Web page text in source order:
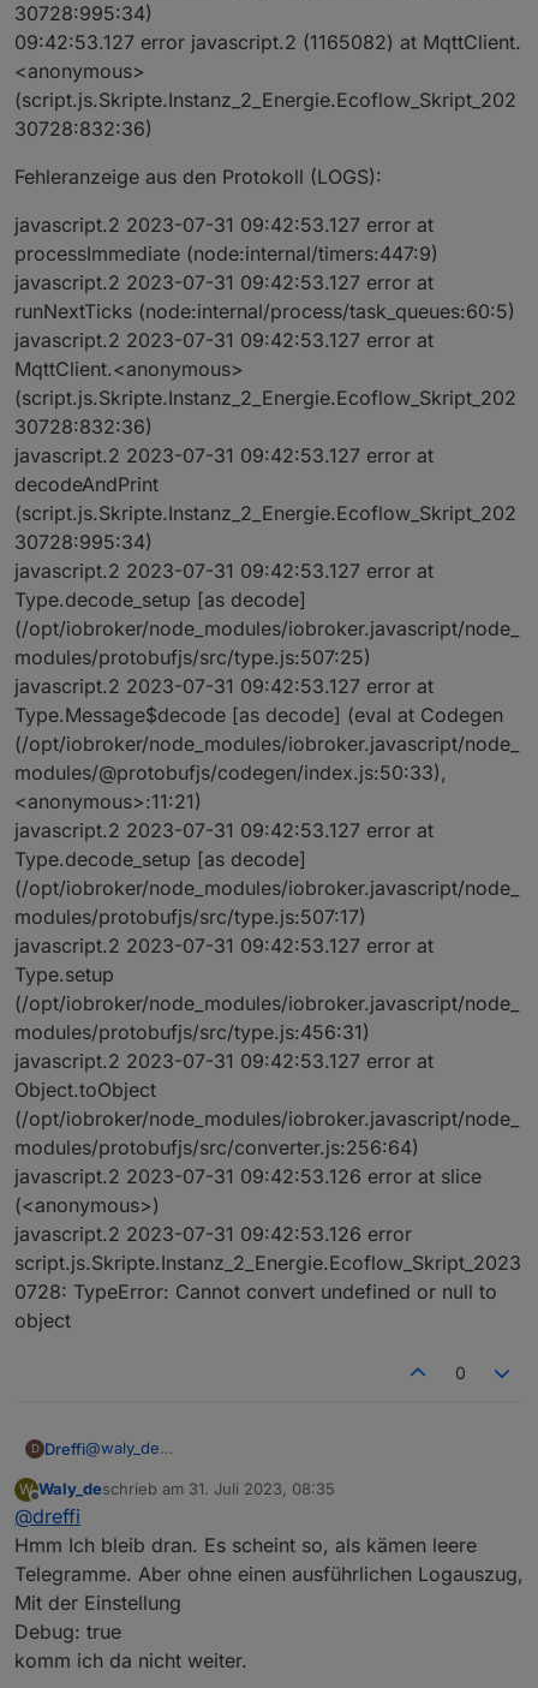
30728:995:34)
09:42:53.127 error javascript.2 (1165082) at MqttClient.
<anonymous>
(script.js.Skripte.Instanz_2_Energie.Ecoflow_Skript_202
30728:832:36)
Fehleranzeige aus den Protokoll (LOGS):
javascript.2 2023-07-31 09:42:53.127 error at
processImmediate (node:internal/timers:447:9)
javascript.2 2023-07-31 09:42:53.127 error at
runNextTicks (node:internal/process/task_queues:60:5)
javascript.2 2023-07-31 09:42:53.127 error at
MqttClient.<anonymous>
(script.js.Skripte.Instanz_2_Energie.Ecoflow_Skript_202
30728:832:36)
javascript.2 2023-07-31 09:42:53.127 error at
decodeAndPrint
(script.js.Skripte.Instanz_2_Energie.Ecoflow_Skript_202
30728:995:34)
javascript.2 2023-07-31 09:42:53.127 error at
Type.decode_setup [as decode]
(/opt/iobroker/node_modules/iobroker.javascript/node_
modules/protobufjs/src/type.js:507:25)
javascript.2 2023-07-31 09:42:53.127 error at
Type.Message$decode [as decode] (eval at Codegen
(/opt/iobroker/node_modules/iobroker.javascript/node_
modules/@protobufjs/codegen/index.js:50:33),
<anonymous>:11:21)
javascript.2 2023-07-31 09:42:53.127 error at
Type.decode_setup [as decode]
(/opt/iobroker/node_modules/iobroker.javascript/node_
modules/protobufjs/src/type.js:507:17)
javascript.2 2023-07-31 09:42:53.127 error at
Type.setup
(/opt/iobroker/node_modules/iobroker.javascript/node_
modules/protobufjs/src/type.js:456:31)
javascript.2 2023-07-31 09:42:53.127 error at
Object.toObject
(/opt/iobroker/node_modules/iobroker.javascript/node_
modules/protobufjs/src/converter.js:256:64)
javascript.2 2023-07-31 09:42:53.126 error at slice
(<anonymous>)
javascript.2 2023-07-31 09:42:53.126 error
script.js.Skripte.Instanz_2_Energie.Ecoflow_Skript_2023
0728: TypeError: Cannot convert undefined or null to
object
0
D Dreffi@waly_de
wieder makellos bis in die Nacht funktioniert, trotz der
Ergänzung:
Regelung begonnen. Es kommt allerdings nicht so viel
AC-Leistung raus wie sie sollte. Eingestellt ist Restbezug
von 10W. Mit den Verlusten etc. müssten ungefähr 16W
rauskommen, es bleibt aber bei einem Bezug von eher
80W. Sobald der Powerstream über das Script mehr bzw.
die richtige Leistung freigibt, wird diese gleich wieder
W
Offline
Waly_deschrieb am 31. Juli 2023, 08:35
zuletzt editiert von
@dreffi
Hmm Ich bleib dran. Es scheint so, als kämen leere
Telegramme. Aber ohne einen ausführlichen Logauszug,
Mit der Einstellung
Debug: true
komm ich da nicht weiter.